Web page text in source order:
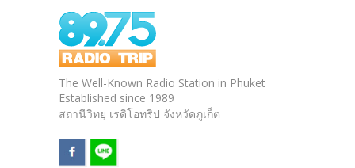
The Well-Known Radio Station in Phuket
Established since 1989
สถานีวิทยุ เรดิโอทริป จังหวัดภูเก็ต